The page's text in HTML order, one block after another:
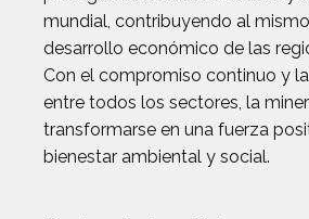
mundial, contribuyendo al
desarrollo económico de las
Con el compromiso continuo y
entre todos los sectores, la
transformarse en una fuerza
bienestar ambiental y social.